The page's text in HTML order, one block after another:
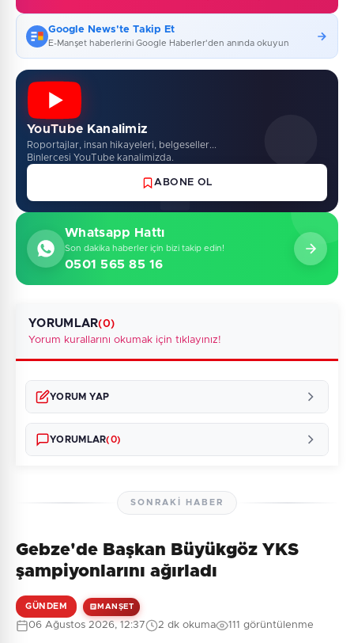
Google News'te Takip Et
E-Manşet haberlerini Google Haberler'den anında okuyun
YouTube Kanalimiz
Roportajlar, insan hikayeleri, belgeseller...
Binlercesi YouTube kanalimizda.
ABONE OL
Whatsapp Hattı
Son dakika haberler için bizi takip edin!
0501 565 85 16
YORUMLAR(0)
Yorum kurallarını okumak için tıklayınız!
YORUM YAP
YORUMLAR(0)
Henüz yorum yapılmamış. İlk yorumu siz yapın!
SONRAKI HABER
Gebze'de Başkan Büyükgöz YKS
şampiyonlarını ağırladı
GÜNDEM MANŞET
06 Ağustos 2026, 12:37 2 dk okuma 111 görüntülenme